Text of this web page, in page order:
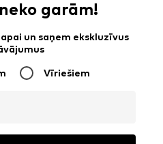
garām!
un saņem ekskluzīvus
Vīriešiem